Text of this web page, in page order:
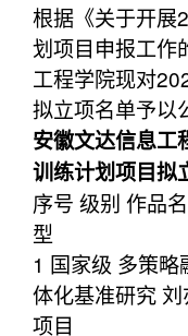
根据《关于开展
划项目申报工作
工程学院现对
拟立项名单予以
安徽文达信息工
训练计划项目拟
序号 级别 作品
型
1 国家级 多策
体化基准研究
项目